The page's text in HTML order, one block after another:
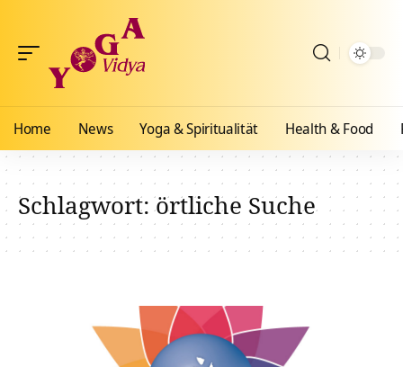
Home News Yoga & Spiritualität Health & Food
Schlagwort:örtliche Suche